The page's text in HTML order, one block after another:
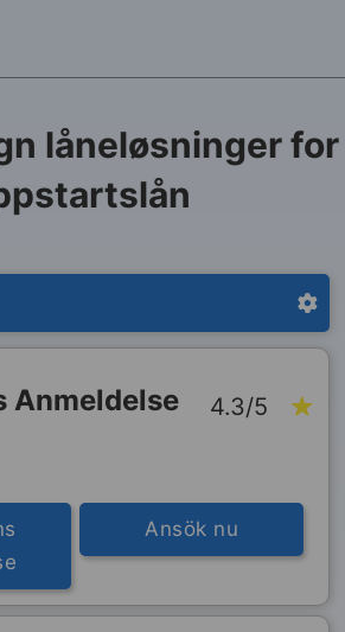
låneløsninger for
Anmeldelse 4.3/5
Ansök nu